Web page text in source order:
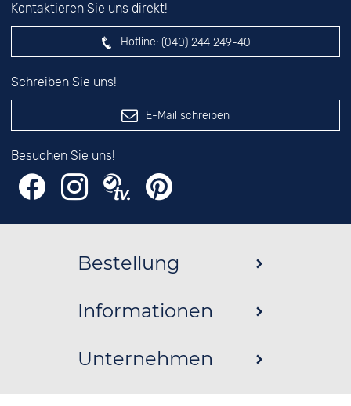
Kontaktieren Sie uns direkt!
Hotline: (040) 244 249-40
Schreiben Sie uns!
E-Mail schreiben
Besuchen Sie uns!
Bestellung
Informationen
Unternehmen